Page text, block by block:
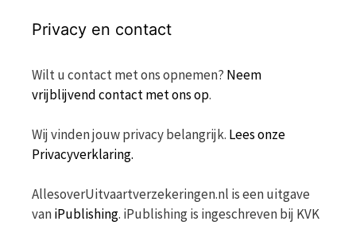
Privacy en contact
Wilt u contact met ons opnemen? Neem
vrijblijvend contact met ons op.
Wij vinden jouw privacy belangrijk. Lees onze
Privacyverklaring.
AllesoverUitvaartverzekeringen.nl is een uitgave
vaniPublishing. iPublishing is ingeschreven bij KVK